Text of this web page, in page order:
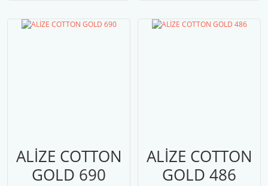
ALİZE COTTON
GOLD 690
ALİZE COTTON
GOLD 486